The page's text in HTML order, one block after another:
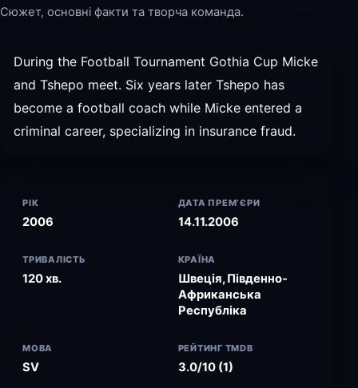
Сюжет, основні факти та творча команда.
During the Football Tournament Gothia Cup Micke
and Tshepo meet. Six years later Tshepo has
become a football coach while Micke entered a
criminal career, specializing in insurance fraud.
РІК
2006
ДАТА ПРЕМ’ЄРИ
14.11.2006
ТРИВАЛІСТЬ
120 хв.
КРАЇНА
Швеція, Південно-
Африканська
Республіка
МОВА
SV
РЕЙТИНГ TMDB
3.0/10 (1)